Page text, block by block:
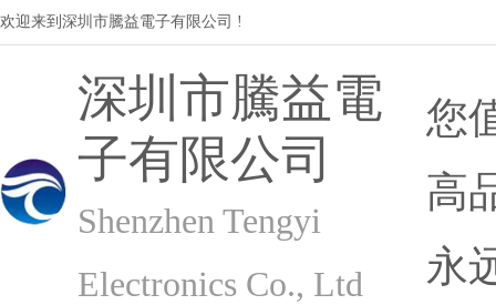
欢迎来到深圳市騰益電子有限公司 !
深圳市騰益電
子有限公司
Shenzhen Tengyi
Electronics Co., Ltd
您
高
永